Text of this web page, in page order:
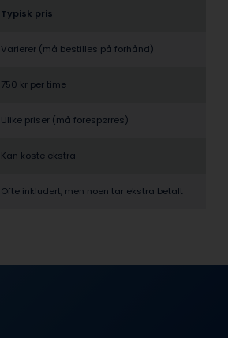
Typisk pris
Varierer (må bestilles på forhånd)
750 kr per time
Ulike priser (må forespørres)
Kan koste ekstra
Ofte inkludert, men noen tar ekstra betalt